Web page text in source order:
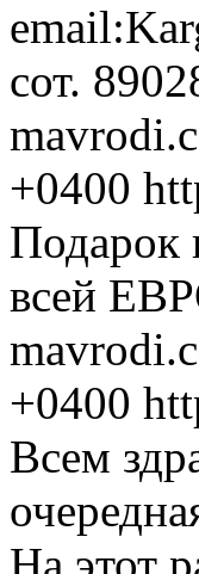
сот.
+0400
всей
+0400
Всем